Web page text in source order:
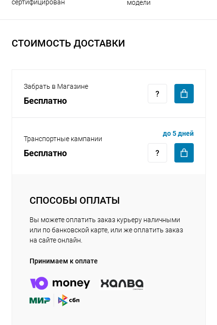
сертифицирован
модели
СТОИМОСТЬ ДОСТАВКИ
Забрать в Магазине
Бесплатно
Транспортные кампании
Бесплатно
до 5 дней
СПОСОБЫ ОПЛАТЫ
Вы можете оплатить заказ курьеру наличными
или по банковской карте, или же оплатить заказ
на сайте онлайн.
Принимаем к оплате